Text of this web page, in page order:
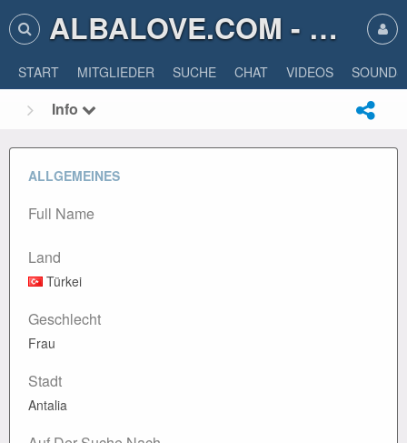
ALBALOVE.COM - ALBA LOVE
START MITGLIEDER SUCHE CHAT VIDEOS SOUNDS
Info
ALLGEMEINES
Full Name
Land
Türkei
Geschlecht
Frau
Stadt
Antalia